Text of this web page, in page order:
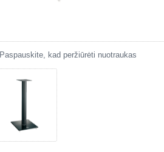
Paspauskite, kad peržiūrėti nuotraukas